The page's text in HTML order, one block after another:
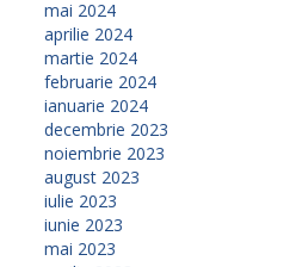
mai 2024
aprilie 2024
martie 2024
februarie 2024
ianuarie 2024
decembrie 2023
noiembrie 2023
august 2023
iulie 2023
iunie 2023
mai 2023